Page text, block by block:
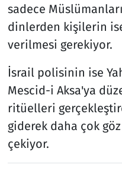
sadece
dinlerden kişilerin
verilmesi gerekiyor.
İsrail polisinin ise
Mescid-i Aksa'ya
ritüelleri
giderek daha çok
çekiyor.